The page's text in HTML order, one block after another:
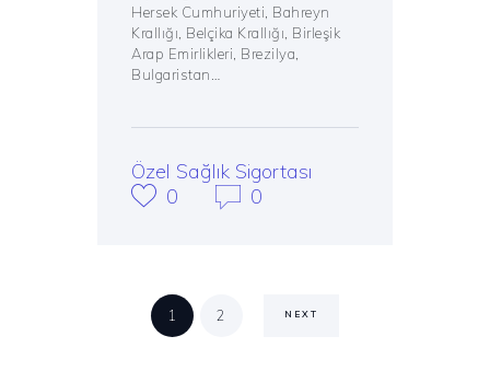
Hersek Cumhuriyeti, Bahreyn
Krallığı, Belçika Krallığı, Birleşik
Arap Emirlikleri, Brezilya,
Bulgaristan…
Özel Sağlık Sigortası
0
0
Posts
pagination
PAGE
1 PAGE
2 NEXT